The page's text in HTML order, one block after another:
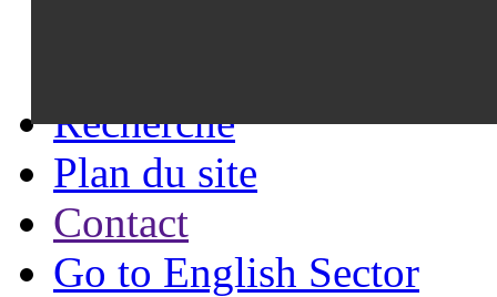
Recherche
Plan du site
Contact
Go to English Sector